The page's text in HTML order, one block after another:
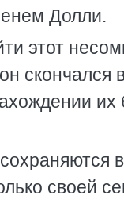
Долли.
этот
скончался
их
своей